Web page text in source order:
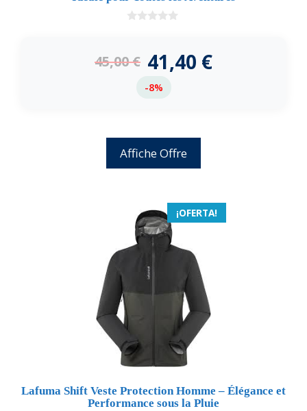
5
45,00€ 41,40 €
-8%
Affiche Offre
¡OFERTA!
Lafuma Shift Veste Protection Homme – Élégance et
Performance sous la Pluie